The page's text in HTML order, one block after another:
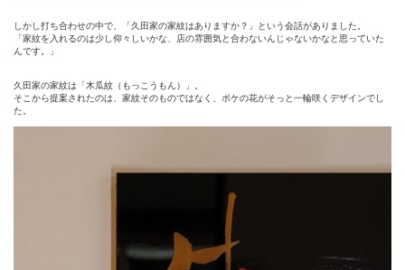
しかし打ち合わせの中で、「久田家の家紋はありますか？」という会話がありました。
「家紋を入れるのは少し仰々しいかな、店の雰囲気と合わないんじゃないかなと思っていた
んです。」
久田家の家紋は「木瓜紋（もっこうもん）」。
そこから提案されたのは、家紋そのものではなく、ボケの花がそっと一輪咲くデザインでし
た。